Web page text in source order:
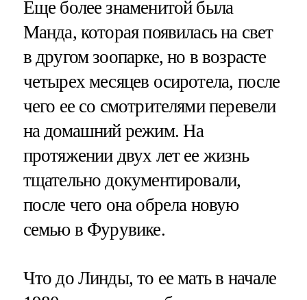
Еще более знаменитой была
Манда, которая появилась на свет
в другом зоопарке, но в возрасте
четырех месяцев осиротела, после
чего ее со смотрителями перевели
на домашний режим. На
протяжении двух лет ее жизнь
тщательно документировали,
после чего она обрела новую
семью в Фурувике.
Что до Линды, то ее мать в начале